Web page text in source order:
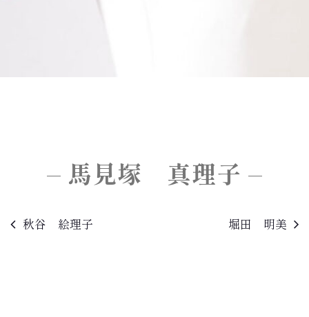
馬見塚 真理子
秋谷 絵理子 堀田 明美